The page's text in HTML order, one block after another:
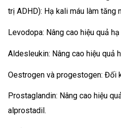
trị ADHD): Hạ kali máu làm tăng
Levodopa: Nâng cao hiệu quả
Aldesleukin: Nâng cao hiệu quả
Oestrogen và progestogen: Đối
Prostaglandin: Nâng cao hiệu
alprostadil.